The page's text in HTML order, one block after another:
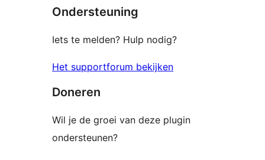
beoordelingen
Ondersteuning
Iets te melden? Hulp nodig?
Het supportforum bekijken
Doneren
Wil je de groei van deze plugin
ondersteunen?